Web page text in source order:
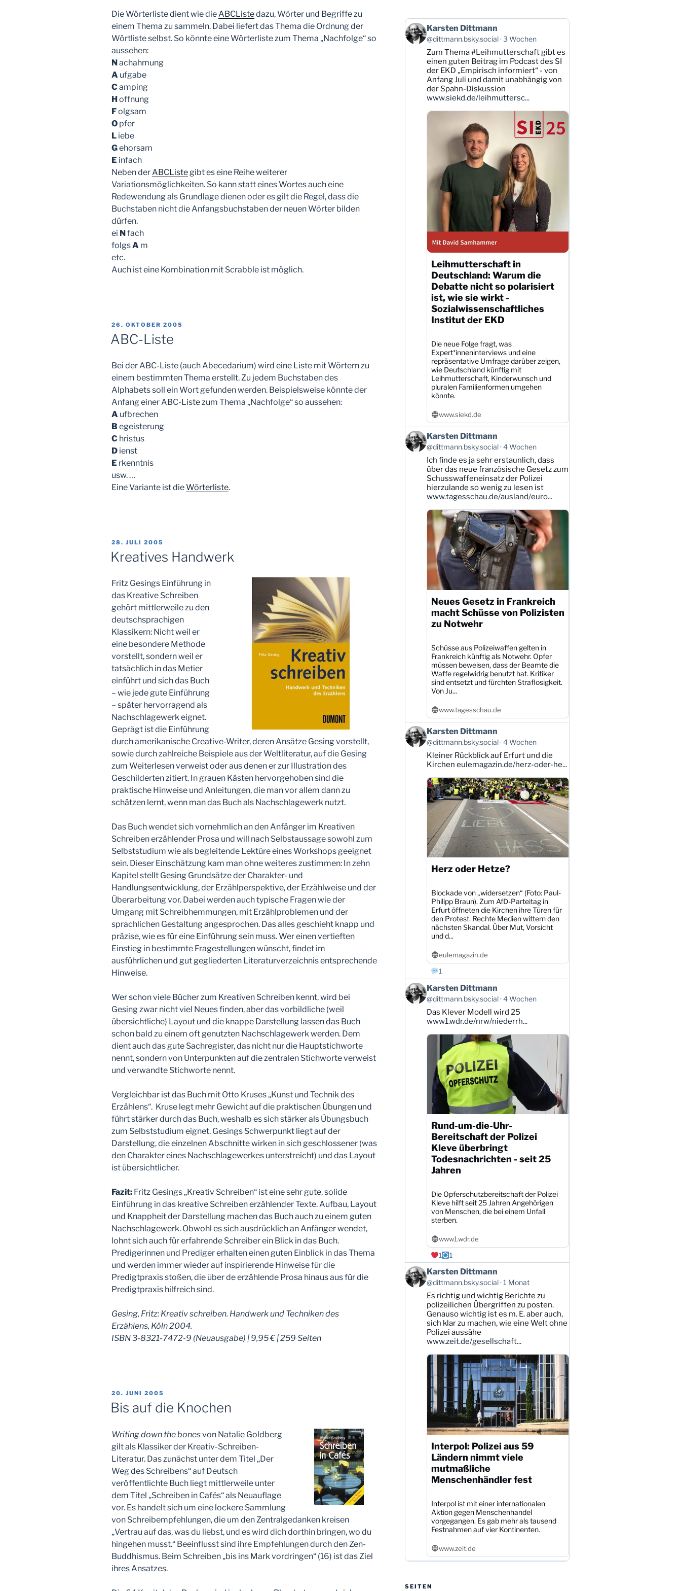
Die Wörterliste dient wie die ABCListedazu, Wörter und Begriffe zu
einem Thema zu sammeln. Dabei liefert das Thema die Ordnung der
Wörtliste selbst. So könnte eine Wörterliste zum Thema „Nachfolge“ so
aussehen:
Nachahmung
A ufgabe
Camping
Hoffnung
Folgsam
O pfer
L iebe
Gehorsam
E infach
Neben der ABCListe gibt es eine Reihe weiterer
Variationsmöglichkeiten. So kann statt eines Wortes auch eine
Redewendung als Grundlage dienen oder es gilt die Regel, dass die
Buchstaben nicht die Anfangsbuchstaben der neuen Wörter bilden
dürfen.
ei Nfach
folgsA m
etc.
Auch ist eine Kombination mit Scrabble ist möglich.
VERÖFFENTLICHT
26. OKTOBER 2005
ABC-Liste
Bei der ABC-Liste (auch Abecedarium) wird eine Liste mit Wörtern zu
einem bestimmten Thema erstellt. Zu jedem Buchstaben des
Alphabets soll ein Wort gefunden werden. Beispielsweise könnte der
Anfang einer ABC-Liste zum Thema „Nachfolge“ so aussehen:
A ufbrechen
B egeisterung
C hristus
D ienst
E rkenntnis
usw. …
Eine Variante ist dieWörterliste.
VERÖFFENTLICHT
AM
28. JULI 2005
Kreatives Handwerk
Fritz Gesings Einführung in
das Kreative Schreiben
gehört mittlerweile zu den
deutschsprachigen
Klassikern: Nicht weil er
eine besondere Methode
vorstellt, sondern weil er
tatsächlich in das Metier
einführt und sich das Buch
– wie jede gute Einführung
– später hervorragend als
Nachschlagewerk eignet.
Geprägt ist die Einführung
durch amerikanische Creative-Writer, deren Ansätze Gesing vorstellt,
sowie durch zahlreiche Beispiele aus der Weltliteratur, auf die Gesing
zum Weiterlesen verweist oder aus denen er zur Illustration des
Geschilderten zitiert. In grauen Kästen hervorgehoben sind die
praktische Hinweise und Anleitungen, die man vor allem dann zu
schätzen lernt, wenn man das Buch als Nachschlagewerk nutzt.
Das Buch wendet sich vornehmlich an den Anfänger im Kreativen
Schreiben erzählender Prosa und will nach Selbstaussage sowohl zum
Selbststudium wie als begleitende Lektüre eines Workshops geeignet
sein. Dieser Einschätzung kam man ohne weiteres zustimmen: In zehn
Kapitel stellt Gesing Grundsätze der Charakter- und
Handlungsentwicklung, der Erzählperspektive, der Erzählweise und der
Überarbeitung vor. Dabei werden auch typische Fragen wie der
Umgang mit Schreibhemmungen, mit Erzählproblemen und der
sprachlichen Gestaltung angesprochen. Das alles geschieht knapp und
präzise, wie es für eine Einführung sein muss. Wer einen vertieften
Einstieg in bestimmte Fragestellungen wünscht, findet im
ausführlichen und gut gegliederten Literaturverzeichnis entsprechende
Hinweise.
Wer schon viele Bücher zum Kreativen Schreiben kennt, wird bei
Gesing zwar nicht viel Neues finden, aber das vorbildliche (weil
übersichtliche) Layout und die knappe Darstellung lassen das Buch
schon bald zu einem oft genutzten Nachschlagewerk werden. Dem
dient auch das gute Sachregister, das nicht nur die Hauptstichworte
nennt, sondern von Unterpunkten auf die zentralen Stichworte verweist
und verwandte Stichworte nennt.
Vergleichbar ist das Buch mit Otto Kruses „Kunst und Technik des
Erzählens“. Kruse legt mehr Gewicht auf die praktischen Übungen und
führt stärker durch das Buch, weshalb es sich stärker als Übungsbuch
zum Selbststudium eignet. Gesings Schwerpunkt liegt auf der
Darstellung, die einzelnen Abschnitte wirken in sich geschlossener (was
den Charakter eines Nachschlagewerkes unterstreicht) und das Layout
ist übersichtlicher.
Fazit: Fritz Gesings „Kreativ Schreiben“ ist eine sehr gute, solide
Einführung in das kreative Schreiben erzählender Texte. Aufbau, Layout
und Knappheit der Darstellung machen das Buch auch zu einem guten
Nachschlagewerk. Obwohl es sich ausdrücklich an Anfänger wendet,
lohnt sich auch für erfahrende Schreiber ein Blick in das Buch.
Predigerinnen und Prediger erhalten einen guten Einblick in das Thema
und werden immer wieder auf inspirierende Hinweise für die
Predigtpraxis stoßen, die über de erzählende Prosa hinaus aus für die
Predigtpraxis hilfreich sind.
Gesing, Fritz: Kreativ schreiben. Handwerk und Techniken des
Erzählens, Köln 2004.
ISBN 3-8321-7472-9 (Neuausgabe) | 9,95 € | 259 Seiten
VERÖFFENTLICHT
AM
20. JUNI 2005
Bis auf die Knochen
Writing down the bonesvon Natalie Goldberg
gilt als Klassiker der Kreativ-Schreiben-
Literatur. Das zunächst unter dem Titel „Der
Weg des Schreibens“ auf Deutsch
veröffentlichte Buch liegt mittlerweile unter
dem Titel „Schreiben in Cafés“ als Neuauflage
vor. Es handelt sich um eine lockere Sammlung
von Schreibempfehlungen, die um den Zentralgedanken kreisen
„Vertrau auf das, was du liebst, und es wird dich dorthin bringen, wo du
hingehen musst.“ Beeinflusst sind ihre Empfehlungen durch den Zen-
Buddhismus. Beim Schreiben „bis ins Mark vordringen“ (16) ist das Ziel
ihres Ansatzes.
Beitrag
von
Karsten
Dittmann
Bluesky
ansehen
Karsten Dittmann
@dittmann.bsky.social 3 Wochen
Zum Thema#Leihmutterschaftgibt es
einen guten Beitrag im Podcast des SI
der EKD „Empirisch informiert“ - von
Anfang Juli und damit unabhängig von
der Spahn-Diskussion
www.siekd.de/leihmuttersc...
Leihmutterschaft in
Deutschland: Warum die
Debatte nicht so polarisiert
ist, wie sie wirkt -
Sozialwissenschaftliches
Institut der EKD
Die neue Folge fragt, was
Expert*inneninterviews und eine
repräsentative Umfrage darüber zeigen,
wie Deutschland künftig mit
Leihmutterschaft, Kinderwunsch und
pluralen Familienformen umgehen
könnte.
www.siekd.de
Beitrag
von
Karsten
Dittmann
Bluesky
ansehen
Karsten Dittmann
@dittmann.bsky.social 4 Wochen
Ich finde es ja sehr erstaunlich, dass
über das neue französische Gesetz zum
Schusswaffeneinsatz der Polizei
hierzulande so wenig zu lesen ist
www.tagesschau.de/ausland/euro...
Neues Gesetz in Frankreich
macht Schüsse von Polizisten
zu Notwehr
Schüsse aus Polizeiwaffen gelten in
Frankreich künftig als Notwehr. Opfer
müssen beweisen, dass der Beamte die
Waffe regelwidrig benutzt hat. Kritiker
sind entsetzt und fürchten Straflosigkeit.
Von Ju...
www.tagesschau.de
Beitrag
von
Karsten
Dittmann
ansehen
Karsten Dittmann
@dittmann.bsky.social 4 Wochen
Kleiner Rückblick auf Erfurt und die
Kirchen eulemagazin.de/herz-oder-he...
Herz oder Hetze?
Blockade von „widersetzen“ (Foto: Paul-
Philipp Braun). Zum AfD-Parteitag in
Erfurt öffneten die Kirchen ihre Türen für
den Protest. Rechte Medien wittern den
nächsten Skandal. Über Mut, Vorsicht
und d...
eulemagazin.de
1
Beitrag
von
Karsten
Dittmann
ansehen
Karsten Dittmann
@dittmann.bsky.social 4 Wochen
Das Klever Modell wird 25
www1.wdr.de/nrw/niederrh...
Rund-um-die-Uhr-
Bereitschaft der Polizei
Kleve überbringt
Todesnachrichten - seit 25
Jahren
Die Opferschutzbereitschaft der Polizei
Kleve hilft seit 25 Jahren Angehörigen
von Menschen, die bei einem Unfall
sterben.
www1.wdr.de
1
1
Beitrag
von
Karsten
Dittmann
Bluesky
ansehen
Karsten Dittmann
@dittmann.bsky.social 1 Monat
Es richtig und wichtig Berichte zu
polizeilichen Übergriffen zu posten.
Genauso wichtig ist es m. E. aber auch,
sich klar zu machen, wie eine Welt ohne
Polizei aussähe
www.zeit.de/gesellschaft...
Interpol: Polizei aus 59
Ländern nimmt viele
mutmaßliche
Menschenhändler fest
Interpol ist mit einer internationalen
Aktion gegen Menschenhandel
vorgegangen. Es gab mehr als tausend
Festnahmen auf vier Kontinenten.
www.zeit.de
SEITEN